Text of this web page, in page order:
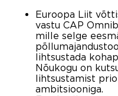
Euroopa Liit
vastu CAP
mille selge
lihtsustada
Nõukogu on
lihtsustamist
ambitsiooniga.